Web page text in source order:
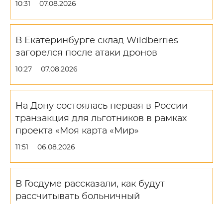
10:31 07.08.2026
В Екатеринбурге склад Wildberries
загорелся после атаки дронов
10:27 07.08.2026
На Дону состоялась первая в России
транзакция для льготников в рамках
проекта «Моя карта «Мир»
11:51 06.08.2026
В Госдуме рассказали, как будут
рассчитывать больничный